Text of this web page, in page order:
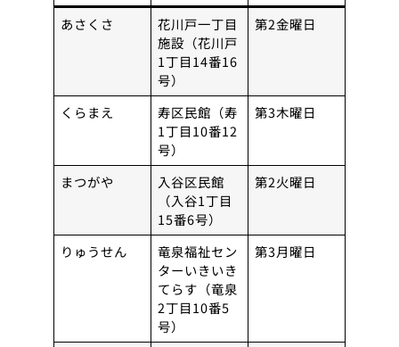
あさくさ
花川戸一丁目
施設（花川戸
1丁目14番16
号）
第2金曜日
くらまえ
寿区民館（寿
1丁目10番12
号）
第3木曜日
まつがや
入谷区民館
（入谷1丁目
15番6号）
第2火曜日
りゅうせん
竜泉福祉セン
ターいきいき
てらす（竜泉
2丁目10番5
号）
第3月曜日